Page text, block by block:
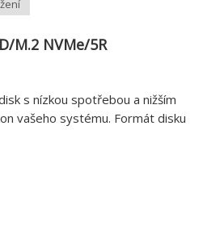
M.2 NVMe/5R
s nízkou spotřebou a nižším
vašeho systému. Formát disku